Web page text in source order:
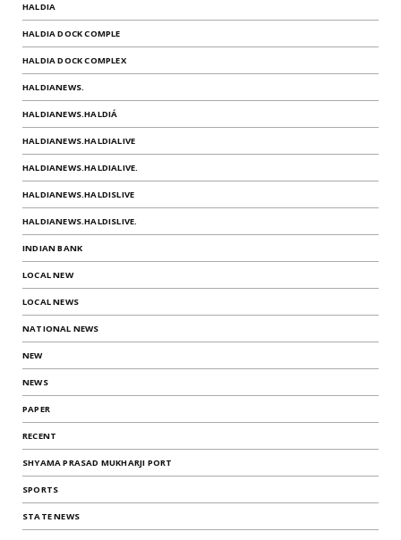
HALDIA
HALDIA DOCK COMPLE
HALDIA DOCK COMPLEX
HALDIANEWS.
HALDIANEWS.HALDIÁ
HALDIANEWS.HALDIALIVE
HALDIANEWS.HALDIALIVE.
HALDIANEWS.HALDISLIVE
HALDIANEWS.HALDISLIVE.
INDIAN BANK
LOCAL NEW
LOCAL NEWS
NATIONAL NEWS
NEW
NEWS
PAPER
RECENT
SHYAMA PRASAD MUKHARJI PORT
SPORTS
STATE NEWS